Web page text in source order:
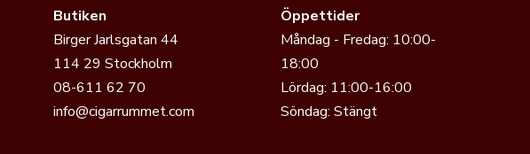
Gran Mareva är en vidareutveckling av
Serien produceras i Dominikanska republiken av
tekniskt hantverk och fördjupad blendarkitektur.
Brasiliansk Cubra |
Pennsylvania Broadleaf
Butiken
Birger Jarlsgatan 44
114 29 Stockholm
08-611 62 70
info@cigarrummet.com
Öppettider
Måndag - Fredag: 10:00-
18:00
Lördag: 11:00-16:00
Söndag: Stängt